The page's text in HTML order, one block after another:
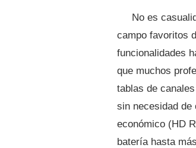
No es
campo favoritos
funcionalidades
que muchos
tablas de
sin necesidad de
económico (HD
batería hasta